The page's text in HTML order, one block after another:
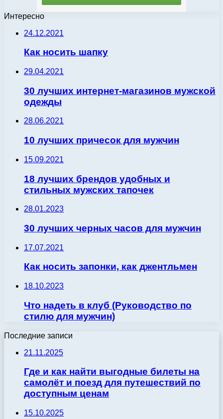
Интересно
24.12.2021
Как носить шапку
29.04.2021
30 лучших интернет-магазинов мужской
одежды
28.06.2021
10 лучших причесок для мужчин
15.09.2021
18 лучших брендов удобных и
стильных мужских тапочек
28.01.2023
30 лучших черных часов для мужчин
17.07.2021
Как носить запонки, как джентльмен
18.10.2023
Что надеть в клуб (Руководство по
стилю для мужчин)
Последние записи
21.11.2025
Где и как найти выгодные билеты на
самолёт и поезд для путешествий по
доступным ценам
15.10.2025